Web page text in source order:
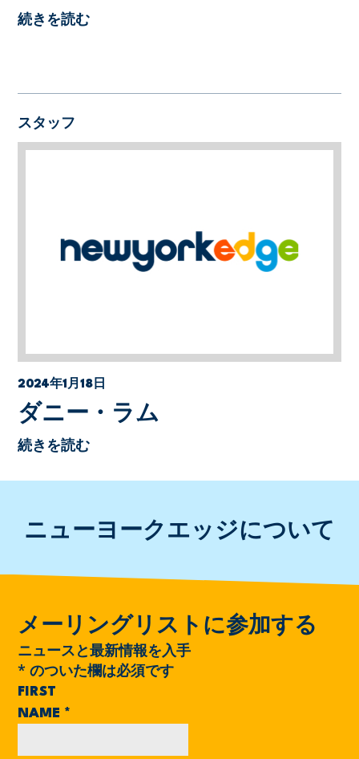
続きを読む
スタッフ
2024年1月18日
ダニー・ラム
続きを読む
ニューヨークエッジについて
メーリングリストに参加する
ニュースと最新情報を入手
* のついた欄は必須です
FIRST
NAME *